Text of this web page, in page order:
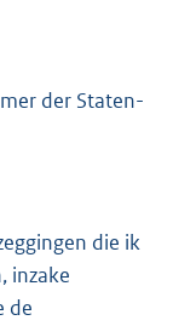
der Staten-
die ik
inzake
de